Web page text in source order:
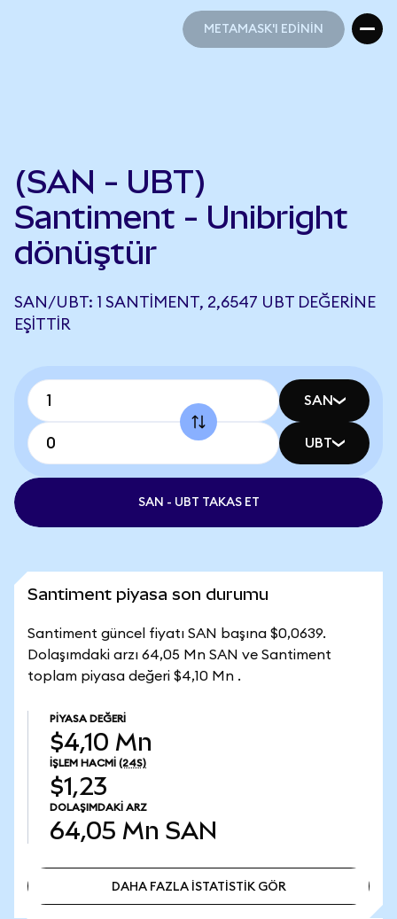
METAMASK'I EDİNİN
(SAN - UBT)
Santiment - Unibright
dönüştür
SAN/UBT: 1 SANTIMENT, 2,6547 UBT DEĞERINE
EŞITTIR
SAN
UBT
SAN - UBT TAKAS ET
Santiment piyasa son durumu
Santiment güncel fiyatı SAN başına $0,0639.
Dolaşımdaki arzı 64,05 Mn SAN ve Santiment
toplam piyasa değeri $4,10 Mn .
PIYASA DEĞERI
$4,10 Mn
İŞLEM HACMI (24S)
$1,23
DOLAŞIMDAKI ARZ
64,05 Mn SAN
DAHA FAZLA İSTATİSTİK GÖR